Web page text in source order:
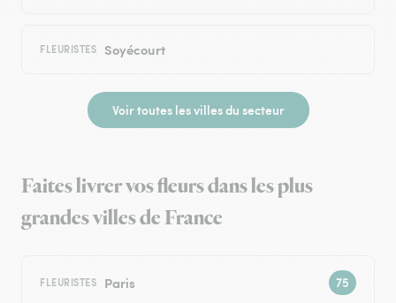
FLEURISTES Soyécourt
Voir toutes les villes du secteur
Faites livrer vos fleurs dans les plus
grandes villes de France
FLEURISTES Paris